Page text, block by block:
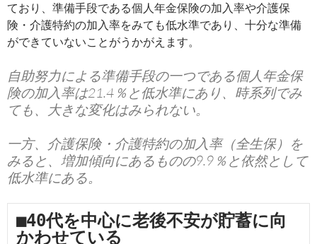
ており、準備手段である個人年金保険の加入率や介護保
険・介護特約の加入率をみても低水準であり、十分な準備
ができていないことがうかがえます。
自助努力による準備手段の一つである個人年金保
険の加入率は21.4％と低水準にあり、時系列でみ
ても、大きな変化はみられない。
一方、介護保険・介護特約の加入率（全生保）を
みると、増加傾向にあるものの9.9％と依然として
低水準にある。
■40代を中心に老後不安が貯蓄に向
かわせている